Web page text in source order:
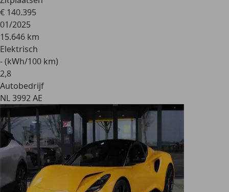
€ 140.395
01/2025
15.646 km
Elektrisch
- (kWh/100 km)
2,8
Autobedrijf
NL 3992 AE